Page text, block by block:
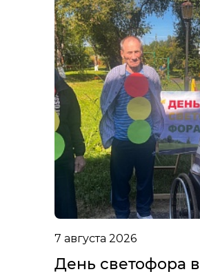
7 августа 2026
День светофора в